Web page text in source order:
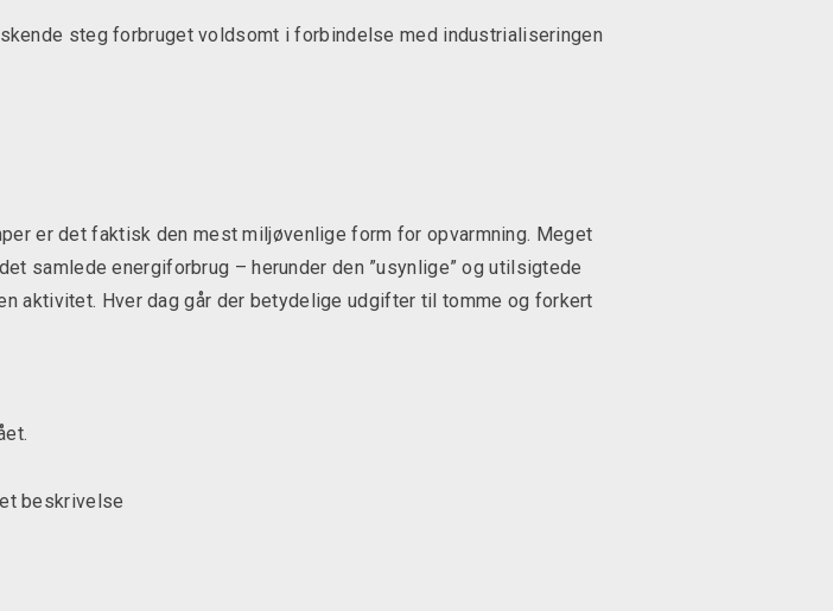
steg forbruget voldsomt i forbindelse med industrialiseringen
er det faktisk den mest miljøvenlige form for opvarmning. Meget
samlede energiforbrug – herunder den ”usynlige” og utilsigtede
aktivitet. Hver dag går der betydelige udgifter til tomme og forkert